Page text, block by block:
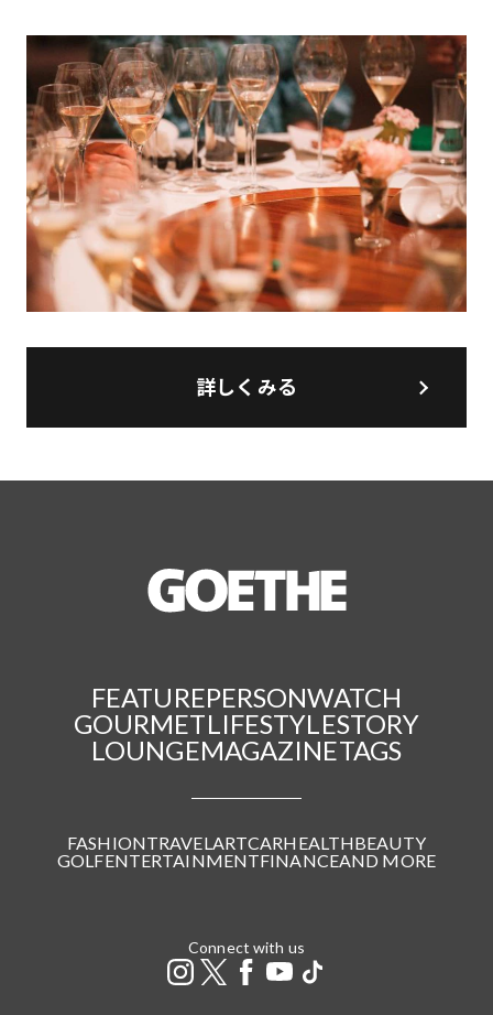
詳しくみる
FEATUREPERSONWATCH
GOURMETLIFESTYLESTORY
LOUNGEMAGAZINETAGS
FASHIONTRAVELARTCARHEALTHBEAUTY
GOLFENTERTAINMENTFINANCEAND MORE
Connect with us